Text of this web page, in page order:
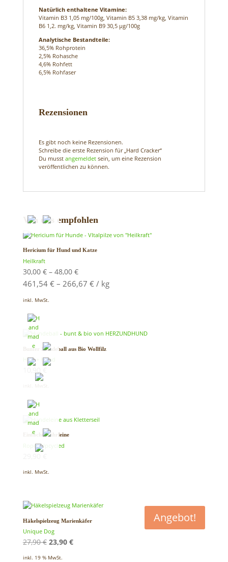
Natürlich enthaltene Vitamine:
Vitamin B3 1,05 mg/100g, Vitamin B5 3,38 mg/kg, Vitamin
B6 1,2. mg/kg, Vitamin B9 30,5 µg/100g
Analytische Bestandteile:
36,5% Rohprotein
2,5% Rohasche
4,6% Rohfett
6,5% Rohfaser
Rezensionen
Es gibt noch keine Rezensionen.
Schreibe die erste Rezension für „Hard Cracker“
Du musst angemeldetsein, um eine Rezension
veröffentlichen zu können.
Von uns empfohlen
Hericium für Hund und Katze
Heilkraft
30,00 €– 48,00 €
461,54 €– 266,67 €/ kg
inkl. MwSt.
Bunter Hundeball aus Bio Wollfilz
Herz + Hund
Einfache Führleine
Ropes Upcycled
inkl. MwSt.
Angebot!
Häkelspielzeug Marienkäfer
Unique Dog
27,90€ Ursprünglicher
23,90 €Aktueller
inkl. 19 % MwSt.